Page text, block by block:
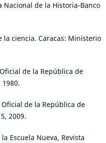
Nacional de la Historia-Banco
la ciencia. Caracas: Ministerio
de la República de
Oficial de la República de
2009.
Escuela Nueva, Revista